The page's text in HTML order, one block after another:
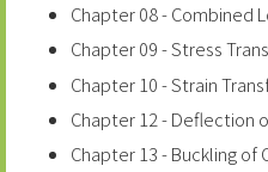
Chapter 08 - Combined
Chapter 09 - Stress
Chapter 10 - Strain
Chapter 12 - Deflection
Chapter 13 - Buckling of